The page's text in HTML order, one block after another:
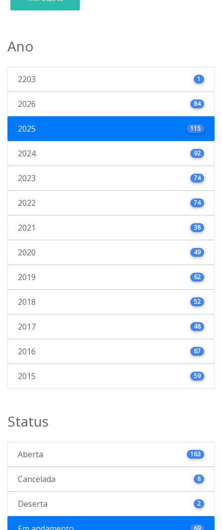
Ano
2203 1
2026 84
2025 115
2024 92
2023 74
2022 74
2021 38
2020 49
2019 62
2018 52
2017 48
2016 67
2015 59
Status
Aberta 163
Cancelada 8
Deserta 2
69